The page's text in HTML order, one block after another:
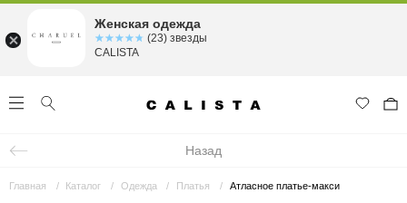
Назад
Главная Каталог Одежда Платья Атласное платье-макси
Женская одежда
☆☆☆☆☆
★★★★★ (23) звезды
CALISTA